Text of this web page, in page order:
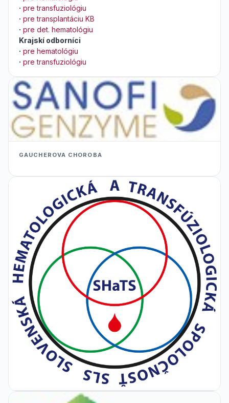
· pre transfuziológiu
· pre transplantáciu KB
· pre det. hematológiu
Krajskí odborníci
· pre hematológiu
· pre transfuziológiu
GAUCHEROVA CHOROBA